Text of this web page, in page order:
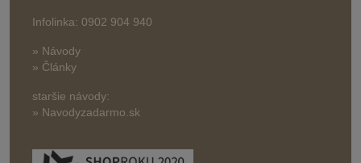
Infolinka: 0902 904 940
» Návody
» Články
staršie návody:
» Navodyzadarmo.sk